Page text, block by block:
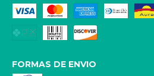
FORMAS DE ENVIO